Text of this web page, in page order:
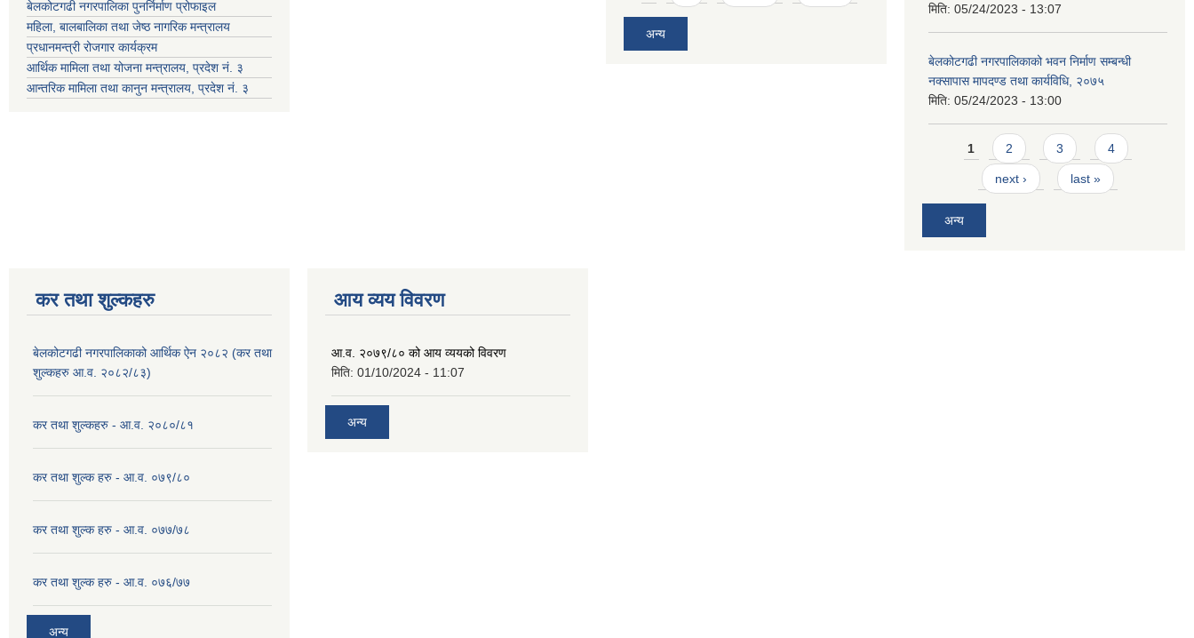
बेलकोटगढी नगरपालिका पुनर्निर्माण प्रोफाइल
महिला, बालबालिका तथा जेष्ठ नागरिक मन्त्रालय
प्रधानमन्त्री रोजगार कार्यक्रम
आर्थिक मामिला तथा योजना मन्त्रालय, प्रदेश नं. ३
आन्तरिक मामिला तथा कानुन मन्त्रालय, प्रदेश नं. ३
अन्य
मिति: 05/24/2023 - 13:07
बेलकोटगढी नगरपालिकाको भवन निर्माण सम्बन्धी
नक्सापास मापदण्ड तथा कार्यविधि, २०७५
मिति: 05/24/2023 - 13:00
Pages
1 2 3 4
next › last »
अन्य
कर तथा शुल्कहरु
बेलकोटगढी नगरपालिकाको आर्थिक ऐन २०८२ (कर तथा
शुल्कहरु आ.व. २०८२/८३)
कर तथा शुल्कहरु - आ.व. २०८०/८१
कर तथा शुल्क हरु - आ.व. ०७९/८०
कर तथा शुल्क हरु - आ.व. ०७७/७८
कर तथा शुल्क हरु - आ.व. ०७६/७७
अन्य
आय व्यय विवरण
आ.व. २०७९/८० को आय व्ययको विवरण
मिति: 01/10/2024 - 11:07
अन्य